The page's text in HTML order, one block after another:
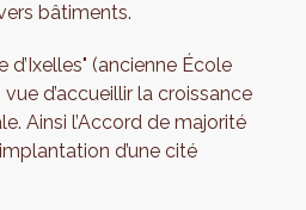
bâtiments.
(ancienne École
d’accueillir la croissance
Ainsi l’Accord de majorité
d’une cité